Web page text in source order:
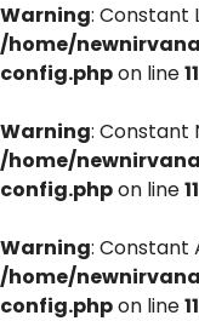
Warning: Constant
/home/
config.phpon line
Warning: Constant
/home/
config.phpon line
Warning: Constant
/home/
config.phpon line